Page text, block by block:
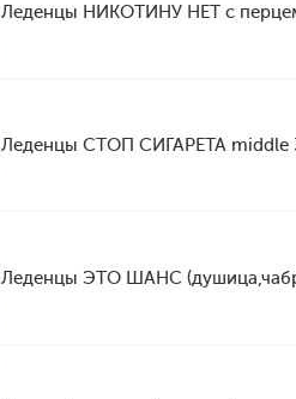
Леденцы НИКОТИНУ НЕТ с
Леденцы СТОП СИГАРЕТА middle
Леденцы ЭТО ШАНС